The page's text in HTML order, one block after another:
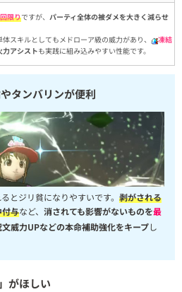
限りですが、 パーティ全体の被ダメを大きく減らせ
スキルとしてもメドローア級の威力があり、
凍結
力アシストも実践に組み込みやすい性能です。
タンバリンが便利
とジリ貧になりやすいです。 剥がされる
付与など、 消されても影響がないものを最
文威力UPなどの本命補助強化をキープし
がほしい